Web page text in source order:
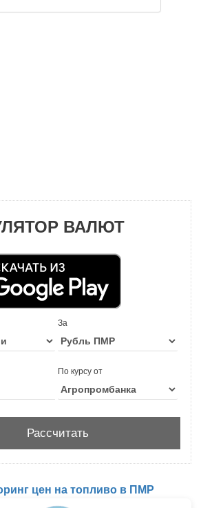
ВАЛЮТ
За
По курсу от
цен на топливо в ПМР